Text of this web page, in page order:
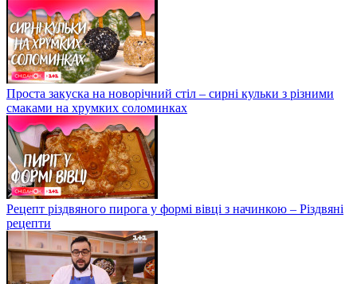
Проста закуска на новорічний стіл – сирні кульки з різними
смаками на хрумких соломинках
Рецепт різдвяного пирога у формі вівці з начинкою – Різдвяні
рецепти